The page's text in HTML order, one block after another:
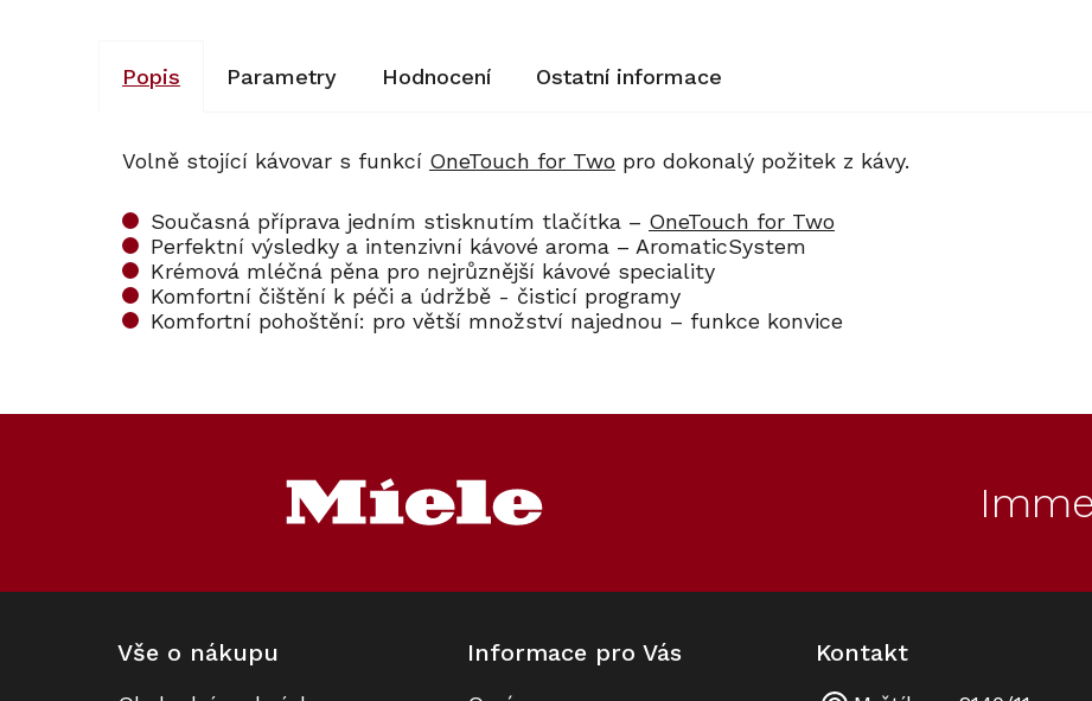
Popis Parametry Hodnocení Ostatní informace
Volně stojící kávovar s funkcí OneTouch for Two pro dokonalý požitek z kávy.
Současná příprava jedním stisknutím tlačítka – OneTouch for Two
Perfektní výsledky a intenzivní kávové aroma – AromaticSystem
Krémová mléčná pěna pro nejrůznější kávové speciality
Komfortní čištění k péči a údržbě - čisticí programy
Komfortní pohoštění: pro větší množství najednou – funkce konvice
Vše o nákupu Informace pro Vás Kontakt